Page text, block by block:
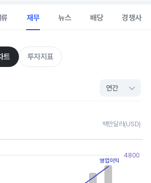
재무 뉴스 배당 경쟁사
트 투자지표
백만달러(USD)
Chart
displaying values, and values.
4800
영업이익